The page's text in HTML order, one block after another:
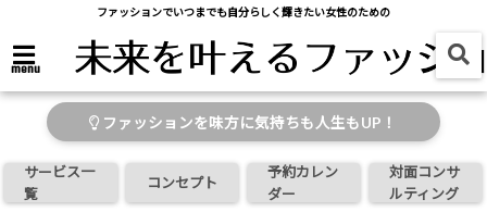
ファッションでいつまでも自分らしく輝きたい女性のための
menu
ファッションを味方に気持ちも人生もUP！
サービス一
覧
コンセプト
予約カレン
ダー
対面コンサ
ルティング